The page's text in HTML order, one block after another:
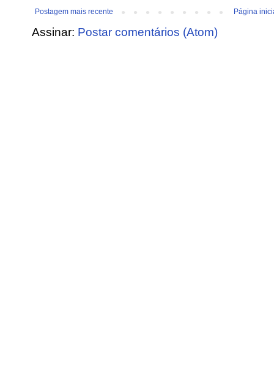
Postagem mais recente Página
Assinar: Postar comentários (Atom)